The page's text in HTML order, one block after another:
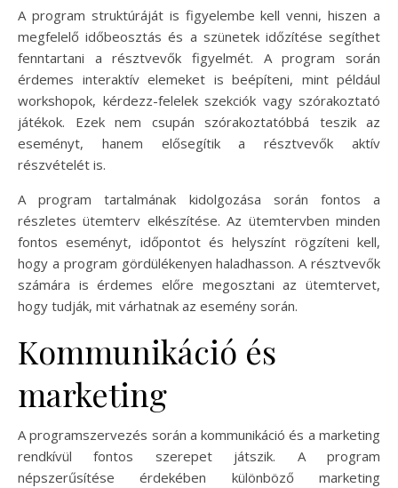
A program struktúráját is figyelembe kell venni, hiszen a
megfelelő időbeosztás és a szünetek időzítése segíthet
fenntartani a résztvevők figyelmét. A program során
érdemes interaktív elemeket is beépíteni, mint például
workshopok, kérdezz-felelek szekciók vagy szórakoztató
játékok. Ezek nem csupán szórakoztatóbbá teszik az
eseményt, hanem elősegítik a résztvevők aktív
részvételét is.
A program tartalmának kidolgozása során fontos a
részletes ütemterv elkészítése. Az ütemtervben minden
fontos eseményt, időpontot és helyszínt rögzíteni kell,
hogy a program gördülékenyen haladhasson. A résztvevők
számára is érdemes előre megosztani az ütemtervet,
hogy tudják, mit várhatnak az esemény során.
Kommunikáció és
marketing
A programszervezés során a kommunikáció és a marketing
rendkívül fontos szerepet játszik. A program
népszerűsítése érdekében különböző marketing